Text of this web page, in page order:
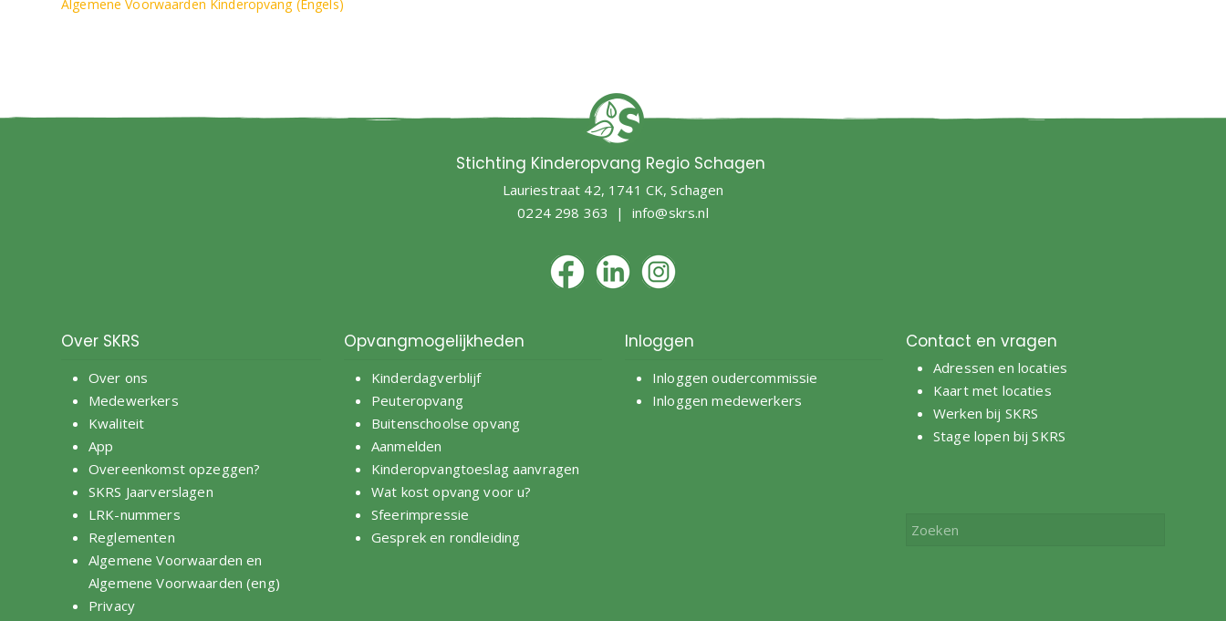
Algemene Voorwaarden Kinderopvang (Engels)
Stichting Kinderopvang Regio Schagen
Lauriestraat 42, 1741 CK, Schagen
0224 298 363 | info@skrs.nl
Over SKRS
Over ons
Medewerkers
Kwaliteit
App
Overeenkomst opzeggen?
SKRS Jaarverslagen
LRK-nummers
Reglementen
Algemene Voorwaarden en
Algemene Voorwaarden (eng)
Privacy
Opvangmogelijkheden
Kinderdagverblijf
Peuteropvang
Buitenschoolse opvang
Aanmelden
Kinderopvangtoeslag aanvragen
Wat kost opvang voor u?
Sfeerimpressie
Gesprek en rondleiding
Inloggen
Inloggen oudercommissie
Inloggen medewerkers
Contact en vragen
Adressen en locaties
Kaart met locaties
Werken bij SKRS
Stage lopen bij SKRS